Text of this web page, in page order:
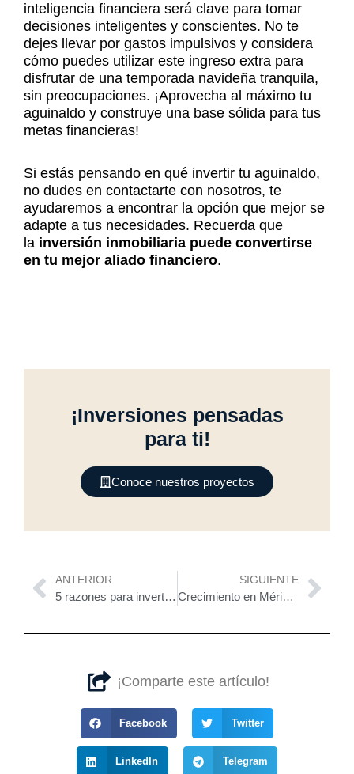
inteligencia financiera será clave para tomar
decisiones inteligentes y conscientes. No te
dejes llevar por gastos impulsivos y considera
cómo puedes utilizar este ingreso extra para
disfrutar de una temporada navideña tranquila,
sin preocupaciones. ¡Aprovecha al máximo tu
aguinaldo y construye una base sólida para tus
metas financieras!
Si estás pensando en qué invertir tu aguinaldo,
no dudes en contactarte con nosotros, te
ayudaremos a encontrar la opción que mejor se
adapte a tus necesidades. Recuerda que
la inversión inmobiliaria puede convertirse
en tu mejor aliado financiero.
¡Inversiones pensadas
para ti!
Conoce nuestros proyectos
Previo
ANTERIOR
5 razones para invertir en Tulum este diciembre de 2023
SIGUIENTE
Crecimiento en Mérida: Invierte en tu calidad de vida
¡Comparte este artículo!
Facebook Twitter
LinkedIn Telegram